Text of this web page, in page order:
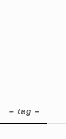
– tag –